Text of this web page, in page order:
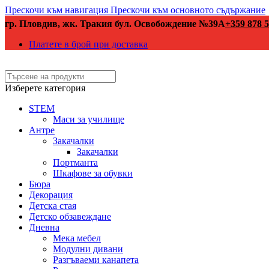
Прескочи към навигация Прескочи към основното съдържание
гр. Пловдив, жк. Тракия бул. Освобождение №39А+359 878
Платете в брой при доставка
Изберете категория
STEM
Маси за училище
Антре
Закачалки
Закачалки
Портманта
Шкафове за обувки
Бюра
Декорация
Детска стая
Детско обзавеждане
Дневна
Мека мебел
Модулни дивани
Разгъваеми канапета